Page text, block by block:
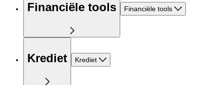
Financiële tools Financiële tools
Krediet Krediet